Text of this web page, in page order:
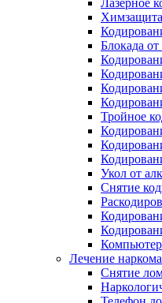
Лазерное
Химзащита
Блокада
Тройное
Укол от
Снятие
Лечение
Снятие